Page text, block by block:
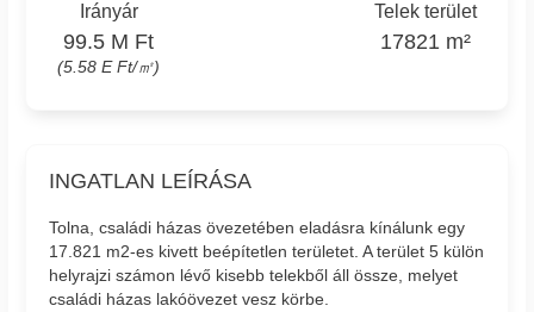
Irányár
99.5 M Ft
(5.58 E Ft/㎡)
Telek terület
17821 m²
INGATLAN LEÍRÁSA
Tolna, családi házas övezetében eladásra kínálunk egy
17.821 m2-es kivett beépítetlen területet. A terület 5 külön
helyrajzi számon lévő kisebb telekből áll össze, melyet
családi házas lakóövezet vesz körbe.